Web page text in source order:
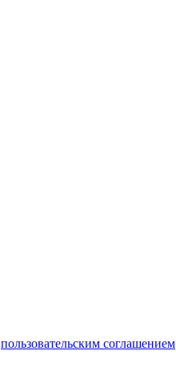
пользовательским соглашением